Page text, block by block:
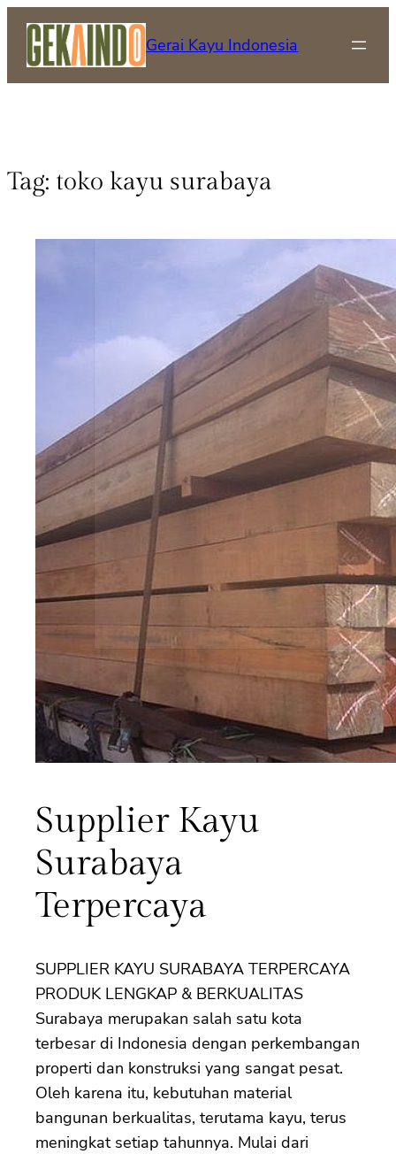
Gerai Kayu Indonesia
Tag: toko kayu surabaya
Supplier Kayu
Surabaya
Terpercaya
SUPPLIER KAYU SURABAYA TERPERCAYA
PRODUK LENGKAP & BERKUALITAS
Surabaya merupakan salah satu kota
terbesar di Indonesia dengan perkembangan
properti dan konstruksi yang sangat pesat.
Oleh karena itu, kebutuhan material
bangunan berkualitas, terutama kayu, terus
meningkat setiap tahunnya. Mulai dari